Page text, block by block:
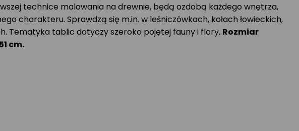
technice malowania na drewnie, będą ozdobą każdego wnętrza,
charakteru. Sprawdzą się m.in. w leśniczówkach, kołach łowieckich,
Tematyka tablic dotyczy szeroko pojętej fauny i flory. Rozmiar
cm.